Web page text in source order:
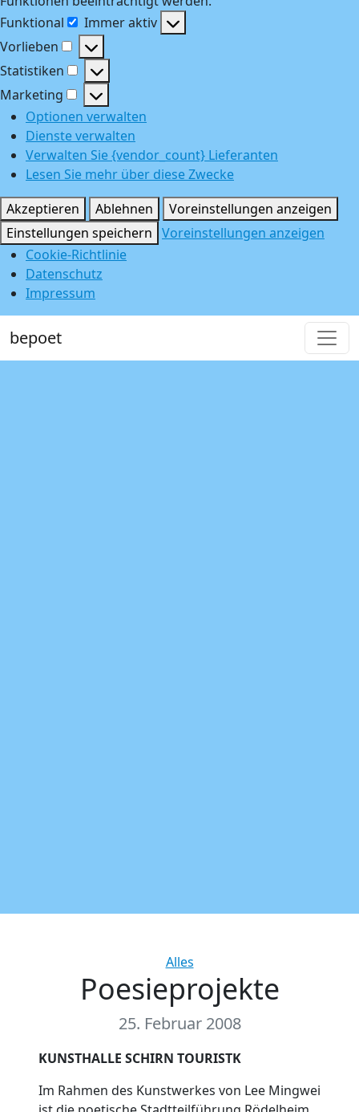
Funktional
Funktional
Immer aktiv
Vorlieben
Vorlieben
Statistiken
Statistiken
Marketing
Marketing
Optionen verwalten
Dienste verwalten
Verwalten Sie {vendor_count} Lieferanten
Lesen Sie mehr über diese Zwecke
Akzeptieren
Ablehnen
Voreinstellungen anzeigen
Einstellungen speichern Voreinstellungen anzeigen
Cookie-Richtlinie
Datenschutz
Impressum
bepoet
Categories
Alles
Poesieprojekte
25. Februar 2008
KUNSTHALLE SCHIRN TOURISTK
Im Rahmen des Kunstwerkes von Lee Mingwei